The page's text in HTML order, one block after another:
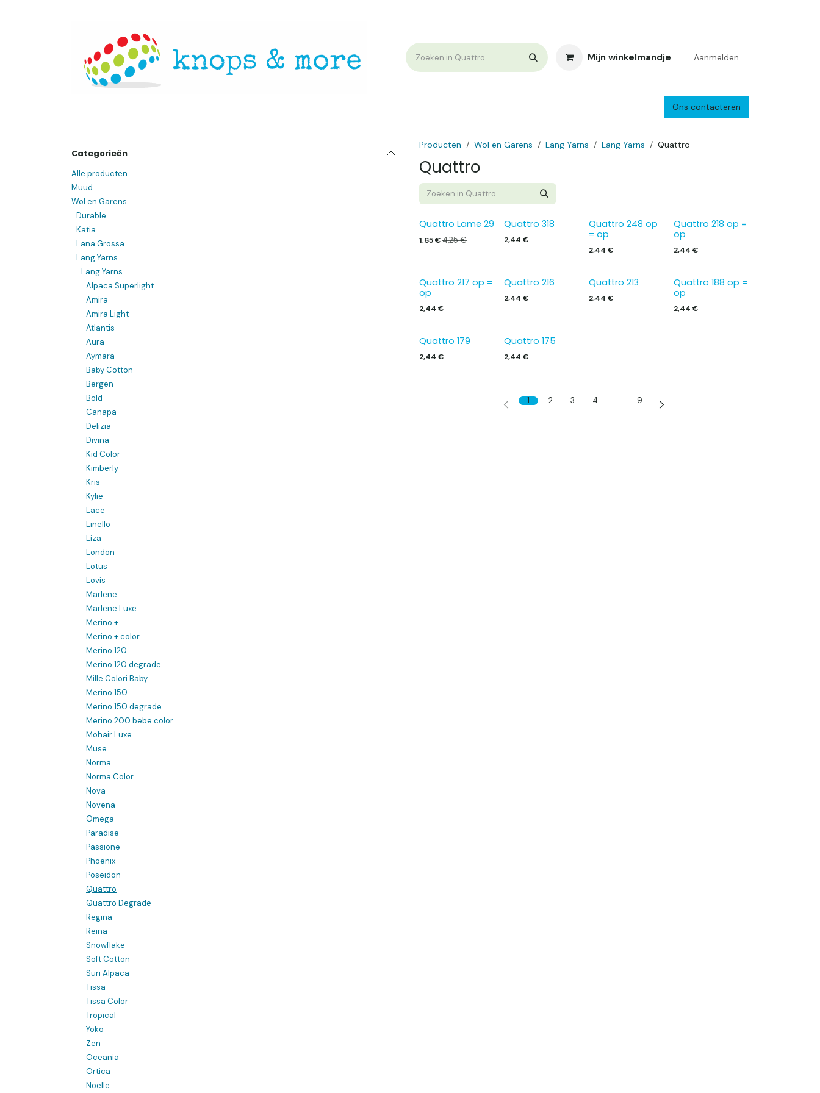
Mijn winkelmandje Aanmelden
Parkeren Bedrijf Verzenden en
Ons contacteren
Categorieën
Alle producten
Muud
Wol en Garens
Durable
Katia
Lana Grossa
Lang Yarns
Lang Yarns
Alpaca Superlight
Amira
Amira Light
Atlantis
Aura
Aymara
Baby Cotton
Bergen
Bold
Canapa
Delizia
Divina
Kid Color
Kimberly
Kris
Kylie
Lace
Linello
Liza
London
Lotus
Lovis
Marlene
Marlene Luxe
Merino +
Merino + color
Merino 120
Merino 120 degrade
Mille Colori Baby
Merino 150
Merino 150 degrade
Merino 200 bebe color
Mohair Luxe
Muse
Norma
Norma Color
Nova
Novena
Omega
Paradise
Passione
Phoenix
Poseidon
Quattro
Quattro Degrade
Regina
Reina
Snowflake
Soft Cotton
Suri Alpaca
Tissa
Tissa Color
Tropical
Yoko
Zen
Oceania
Ortica
Noelle
Producten Wol en Garens Lang Yarns Lang Yarns Quattro
Quattro
Quattro Lame 29
1,65€4,25€
Quattro 318
2,44 €
Quattro 248 op
= op
2,44 €
Quattro 218 op =
op
2,44 €
Quattro 217 op =
op
2,44 €
Quattro 216
2,44 €
Quattro 213
2,44 €
Quattro 188 op =
op
2,44 €
Quattro 179
2,44 €
Quattro 175
2,44 €
1 2 3 4 … 9